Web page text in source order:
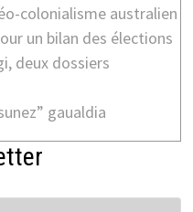
colonialisme australien
un bilan des élections
deux dossiers
gaualdia